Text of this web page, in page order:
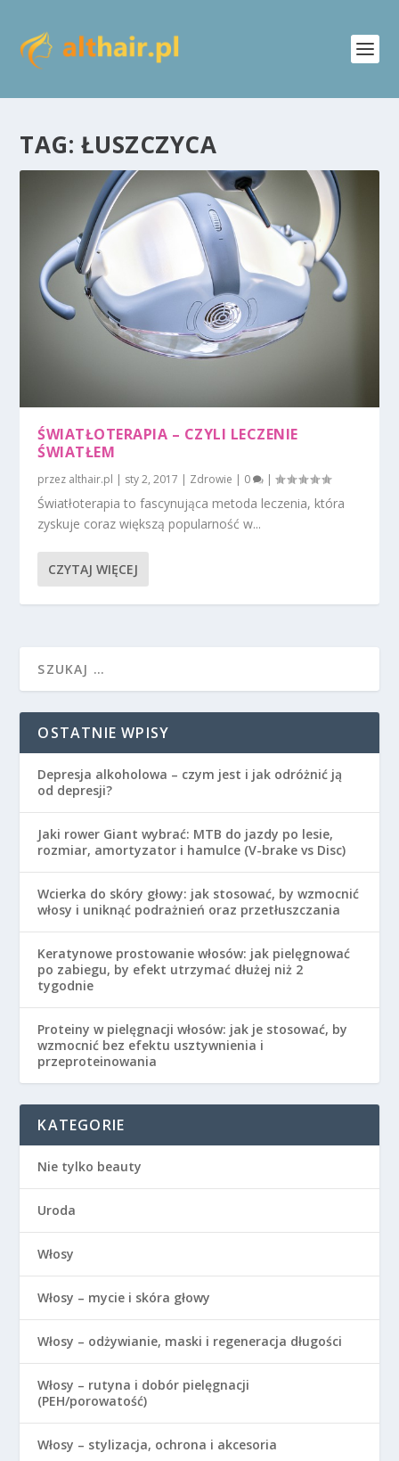
TAG: ŁUSZCZYCA
ŚWIATŁOTERAPIA – CZYLI LECZENIE
ŚWIATŁEM
przez althair.pl sty 2, 2017 Zdrowie 0 |
Światłoterapia to fascynująca metoda leczenia, która
zyskuje coraz większą popularność w...
CZYTAJ WIĘCEJ
OSTATNIE WPISY
Depresja alkoholowa – czym jest i jak odróżnić ją
od depresji?
Jaki rower Giant wybrać: MTB do jazdy po lesie,
rozmiar, amortyzator i hamulce (V-brake vs Disc)
Wcierka do skóry głowy: jak stosować, by wzmocnić
włosy i uniknąć podrażnień oraz przetłuszczania
Keratynowe prostowanie włosów: jak pielęgnować
po zabiegu, by efekt utrzymać dłużej niż 2
tygodnie
Proteiny w pielęgnacji włosów: jak je stosować, by
wzmocnić bez efektu usztywnienia i
przeproteinowania
KATEGORIE
Nie tylko beauty
Uroda
Włosy
Włosy – mycie i skóra głowy
Włosy – odżywianie, maski i regeneracja długości
Włosy – rutyna i dobór pielęgnacji
(PEH/porowatość)
Włosy – stylizacja, ochrona i akcesoria